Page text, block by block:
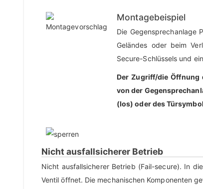
Montagebeispiel
Die Gegensprechanlage
Geländes oder beim
Secure-Schlüssels und
Der Zugriff/die Öffnung
von der
(Ios) oder des
Nicht ausfallsicherer Betrieb
Nicht ausfallsicherer Betrieb (Fail-secure). In
Ventil öffnet. Die mechanischen Komponenten